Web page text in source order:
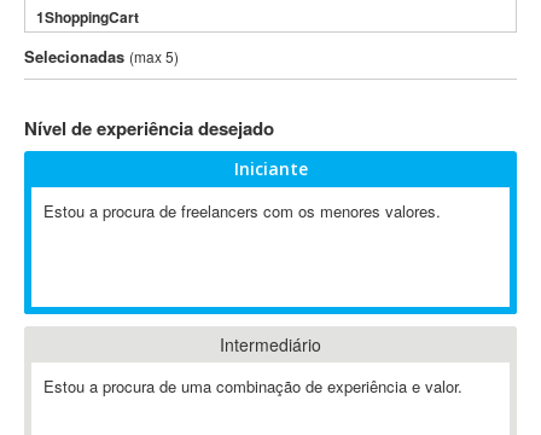
1ShoppingCart
3DS Max
3GSM
802.11
A-GPS
ABAP
Abaqus
ABBYY FineReader
Selecionadas (max 5)
Nível de experiência desejado
Iniciante
Estou a procura de freelancers com os menores valores.
Intermediário
Estou a procura de uma combinação de experiência e valor.